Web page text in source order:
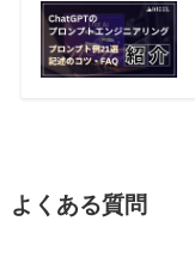
よくある質問